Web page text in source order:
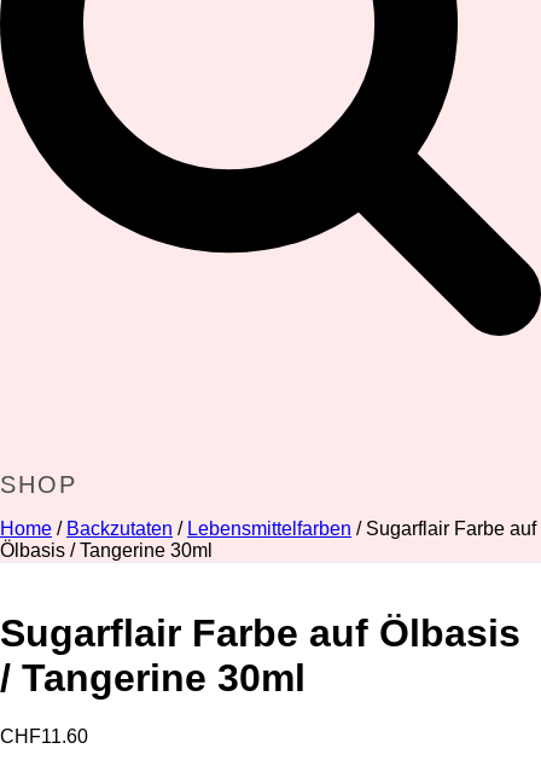
SHOP
Home / Backzutaten / Lebensmittelfarben / Sugarflair Farbe auf
Ölbasis / Tangerine 30ml
Sugarflair Farbe auf Ölbasis
/ Tangerine 30ml
CHF11.60